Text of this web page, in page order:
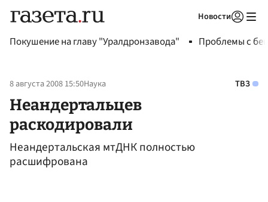
Новости
Покушение на главу "Уралдронзавода" Проблемы с
8 августа 2008 15:50Наука ТВЗ
Неандертальцев
раскодировали
Неандертальская мтДНК полностью
расшифрована